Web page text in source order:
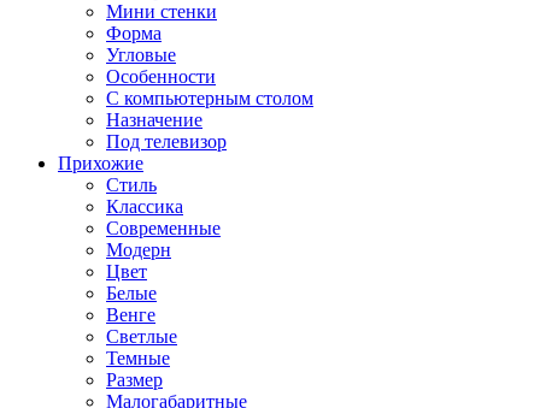
Мини стенки
Форма
Угловые
Особенности
С компьютерным столом
Назначение
Под телевизор
Прихожие
Стиль
Классика
Современные
Модерн
Цвет
Белые
Венге
Светлые
Темные
Размер
Малогабаритные